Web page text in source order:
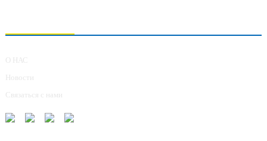
О НАС
Новости
Связаться с нами